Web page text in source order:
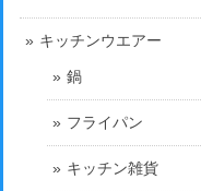
キッチンウエアー
鍋
フライパン
キッチン雑貨